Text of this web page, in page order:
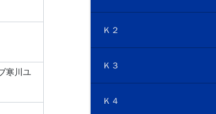
寒川ユ
Ｋ２
Ｋ３
Ｋ４